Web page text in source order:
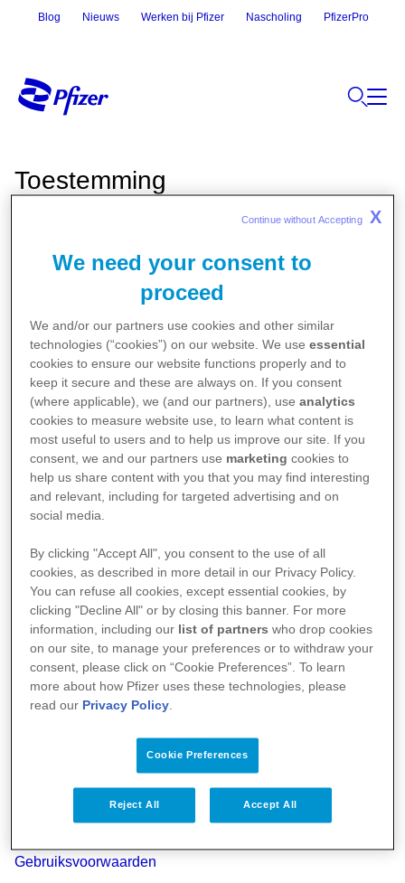
Blog Nieuws Werken bij Pfizer Nascholing PfizerPro
Toestemming
Pfizer houdt u graag op de hoogte over voor uw vakgebied
relevante geneesmiddelen van Pfizer (alleen voor
beroepsoefenaars in de zin van art 3.1d De Gedragscode
Geneesmiddelen), geaccrediteerde
deskundigheidsbevordering en praktijkvoering, ook via e-
mail. Hiervoor hebben wij wel uw toestemming nodig.
GRV Link
PP-UNP-NLD-1737
Bijwerkingen melden
Contact
Medische vragen
Werken bij Pfizer
Gebruiksvoorwaarden
We need your consent to
proceed
We and/or our partners use cookies and other similar
technologies (“cookies”) on our website. We useessential
cookies to ensure our website functions properly and to
keep it secure and these are always on. If you consent
(where applicable), we (and our partners), useanalytics
cookies to measure website use, to learn what content is
most useful to users and to help us improve our site. If you
consent, we and our partners use marketing cookies to
help us share content with you that you may find interesting
and relevant, including for targeted advertising and on
social media.
By clicking "Accept All", you consent to the use of all
cookies, as described in more detail in our Privacy Policy.
You can refuse all cookies, except essential cookies, by
clicking "Decline All" or by closing this banner. For more
information, including our list of partners who drop cookies
on our site, to manage your preferences or to withdraw your
consent, please click on “Cookie Preferences”. To learn
more about how Pfizer uses these technologies, please
read our Privacy Policy.
Cookie Preferences
Reject All Accept All
Continue without Accepting X